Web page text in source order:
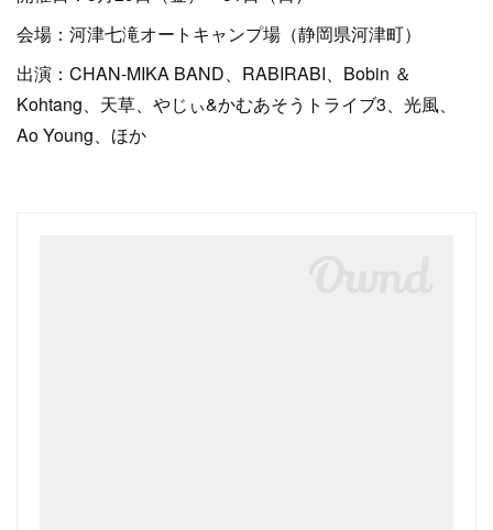
会場：河津七滝オートキャンプ場（静岡県河津町）
出演：CHAN-MIKA BAND、RABIRABI、Bobin ＆
Kohtang、天草、やじぃ&かむあそうトライブ3、光風、
Ao Young、ほか